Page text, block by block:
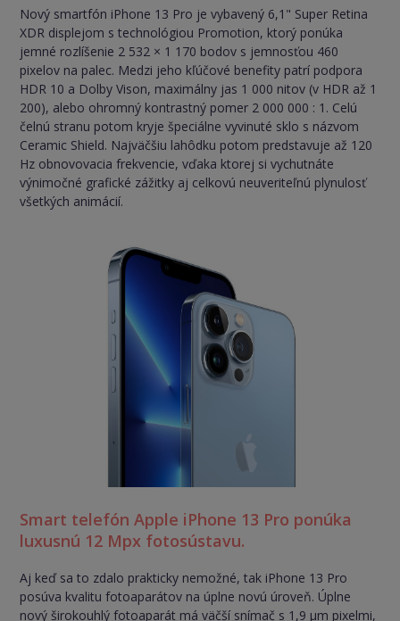
Nový smartfón iPhone 13 Pro je vybavený 6,1" Super Retina
XDR displejom s technológiou Promotion, ktorý ponúka
jemné rozlíšenie 2 532 × 1 170 bodov s jemnosťou 460
pixelov na palec. Medzi jeho kľúčové benefity patrí podpora
HDR 10 a Dolby Vison, maximálny jas 1 000 nitov (v HDR až 1
200), alebo ohromný kontrastný pomer 2 000 000 : 1. Celú
čelnú stranu potom kryje špeciálne vyvinuté sklo s názvom
Ceramic Shield. Najväčšiu lahôdku potom predstavuje až 120
Hz obnovovacia frekvencie, vďaka ktorej si vychutnáte
výnimočné grafické zážitky aj celkovú neuveriteľnú plynulosť
všetkých animácií.
Smart telefón Apple iPhone 13 Pro ponúka
luxusnú 12 Mpx fotosústavu.
Aj keď sa to zdalo prakticky nemožné, tak iPhone 13 Pro
posúva kvalitu fotoaparátov na úplne novú úroveň. Úplne
nový širokouhlý fotoaparát má väčší snímač s 1,9 µm pixelmi,